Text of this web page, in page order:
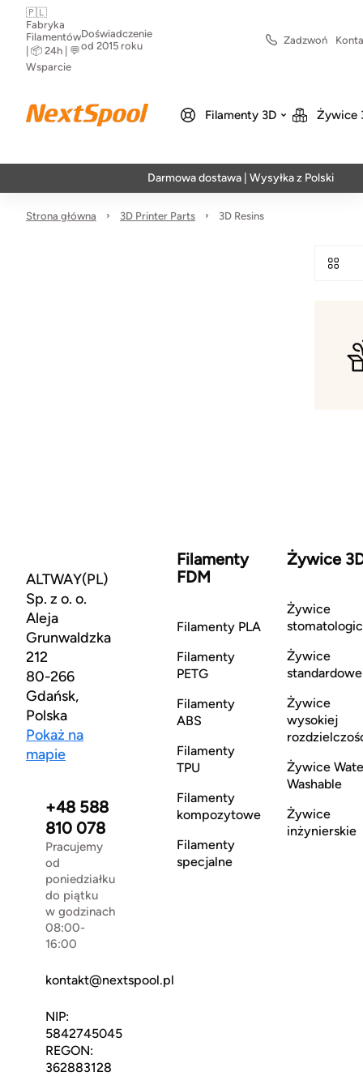
🇵🇱
Fabryka
Filamentów
| 📦 24h | 💬
Wsparcie
Doświadczenie
od 2015 roku
Zadzwoń
Filamenty 3D Żywice
Darmowa dostawa | Wysyłka z Polski |
Strona główna 3D Printer Parts 3D Resins
ALTWAY(PL)
Sp. z o. o.
Aleja
Grunwaldzka
212
80-266
Gdańsk,
Polska
Pokaż na
mapie
+48 588
810 078
Pracujemy
od
poniedziałku
do piątku
w godzinach
08:00-
16:00
kontakt@nextspool.pl
NIP:
5842745045
REGON:
362883128
Filamenty
FDM
Filamenty PLA
Filamenty
PETG
Filamenty
ABS
Filamenty
TPU
Filamenty
kompozytowe
Filamenty
specjalne
Żywice
Żywice
Żywice
standardowe
Żywice
wysokiej
Żywice
Washable
Żywice
inżynierskie